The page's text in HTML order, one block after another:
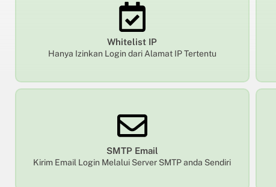
Whitelist IP
Hanya Izinkan Login dari Alamat IP Tertentu
SMTP Email
Kirim Email Login Melalui Server SMTP anda Sendiri